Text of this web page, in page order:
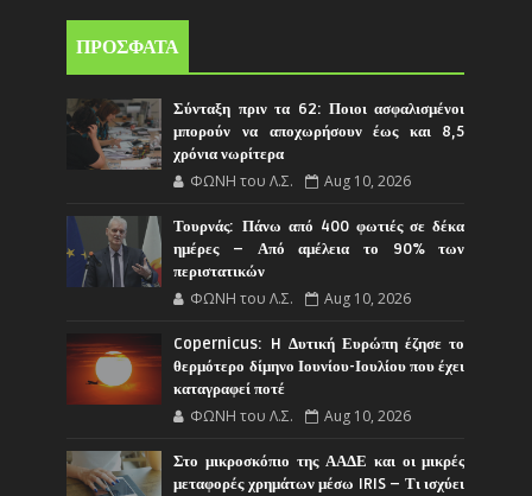
ΠΡΟΣΦΑΤΑ
Σύνταξη πριν τα 62: Ποιοι ασφαλισμένοι
μπορούν να αποχωρήσουν έως και 8,5
χρόνια νωρίτερα
ΦΩΝΗ του Λ.Σ. Aug 10, 2026
Τουρνάς: Πάνω από 400 φωτιές σε δέκα
ημέρες – Από αμέλεια το 90% των
περιστατικών
ΦΩΝΗ του Λ.Σ. Aug 10, 2026
Copernicus: H Δυτική Ευρώπη έζησε το
θερμότερο δίμηνο Ιουνίου-Ιουλίου που έχει
καταγραφεί ποτέ
ΦΩΝΗ του Λ.Σ. Aug 10, 2026
Στο μικροσκόπιο της ΑΑΔΕ και οι μικρές
μεταφορές χρημάτων μέσω IRIS – Τι ισχύει